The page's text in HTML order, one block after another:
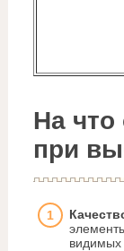
На что
при
видимых